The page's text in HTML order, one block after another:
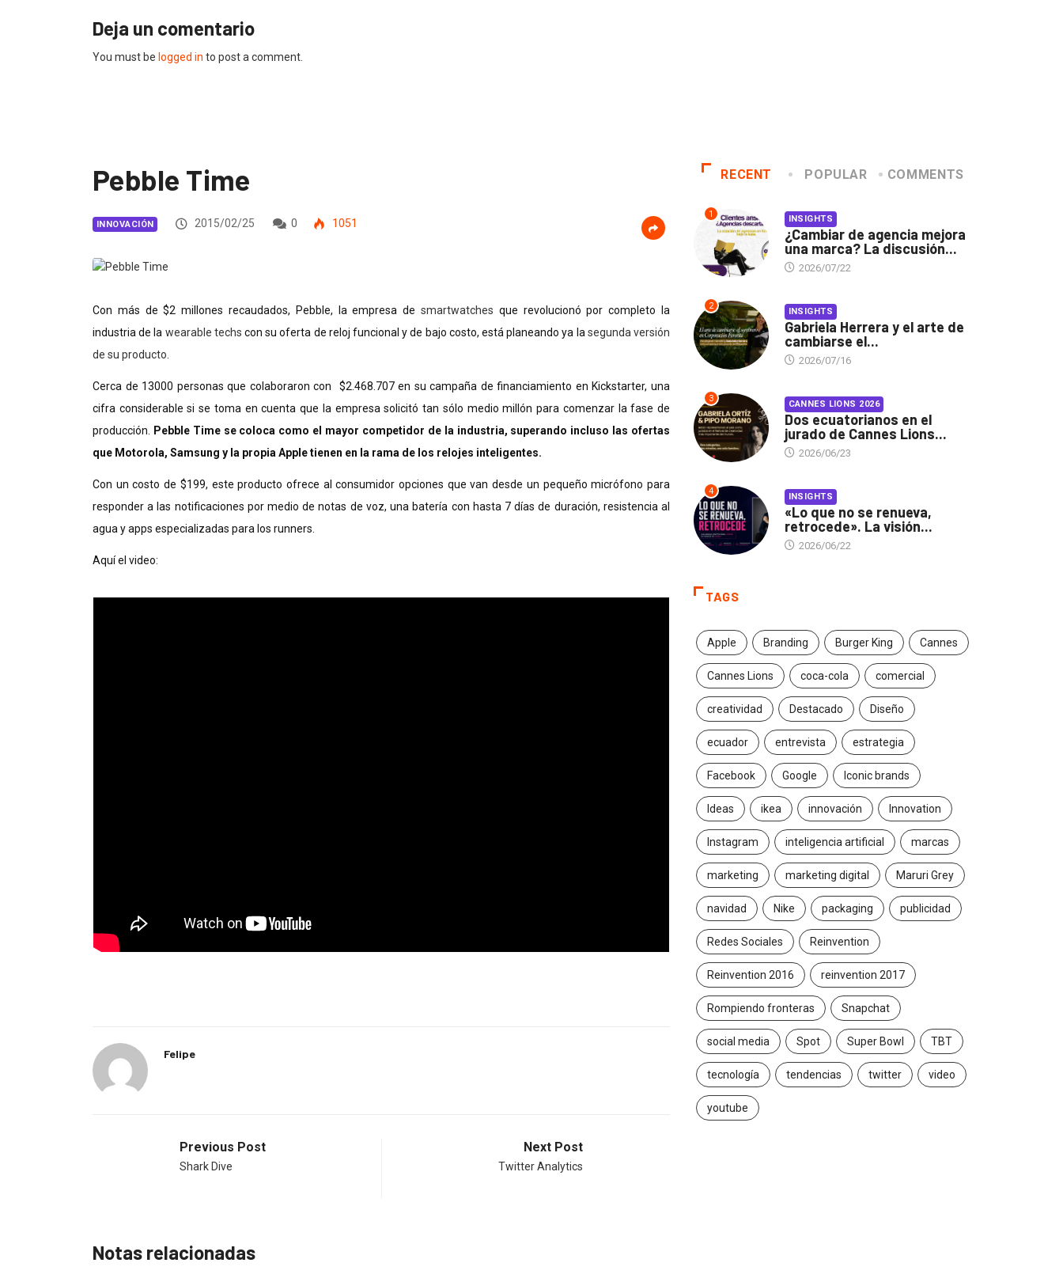
Deja un comentario
You must be logged in to post a comment.
Pebble Time
INNOVACIÓN 2015/02/25 0 1051
Con más de $2 millones recaudados, Pebble, la empresa desmartwatches que revolucionó por completo la
industria de la wearable techs con su oferta de reloj funcional y de bajo costo, está planeando ya la segunda versión
de su producto
Cerca de 13000 personas que colaboraron con $2.468.707 en su campaña de financiamiento en Kickstarter, una
cifra considerable si se toma en cuenta que la empresa solicitó tan sólo medio millón para comenzar la fase de
producción.
Pebble Time se coloca como el mayor competidor de la industria, superando incluso las ofertas
que Motorola, Samsung y la propia Apple tienen en la rama de los relojes inteligentes.
Con un costo de $199, este producto ofrece al consumidor opciones que van desde un pequeño micrófono para
responder a las notificaciones por medio de notas de voz, una batería con hasta 7 días de duración, resistencia al
agua y apps especializadas para los runners.
Aquí el video:
Felipe
Previous Post
Shark Dive
Next Post
Twitter Analytics
Notas relacionadas
RECENT POPULAR COMMENTS
1 INSIGHTS
¿Cambiar de agencia mejora
una marca? La discusión...
2026/07/22
2 INSIGHTS
Gabriela Herrera y el arte de
cambiarse el...
2026/07/16
3 CANNES LIONS 2026
Dos ecuatorianos en el
jurado de Cannes Lions...
2026/06/23
4 INSIGHTS
«Lo que no se renueva,
retrocede». La visión...
2026/06/22
TAGS
Apple Branding Burger King Cannes
Cannes Lions coca-cola comercial
creatividad Destacado Diseño
ecuador entrevista estrategia
Facebook Google Iconic brands
Ideas ikea innovación Innovation
Instagram inteligencia artificial marcas
marketing marketing digital Maruri Grey
navidad Nike packaging publicidad
Redes Sociales Reinvention
Reinvention 2016 reinvention 2017
Rompiendo fronteras Snapchat
social media Spot Super Bowl TBT
tecnología tendencias twitter video
youtube